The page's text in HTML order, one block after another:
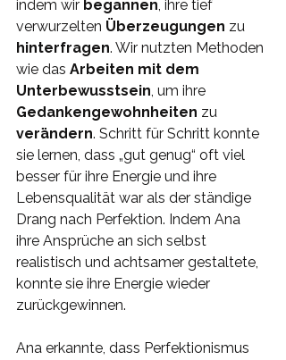
indem wir begannen, ihre tief
verwurzelten Überzeugungen zu
hinterfragen. Wir nutzten Methoden
wie das Arbeiten mit dem
Unterbewusstsein, um ihre
Gedankengewohnheiten zu
verändern. Schritt für Schritt konnte
sie lernen, dass „gut genug“ oft viel
besser für ihre Energie und ihre
Lebensqualität war als der ständige
Drang nach Perfektion. Indem Ana
ihre Ansprüche an sich selbst
realistisch und achtsamer gestaltete,
konnte sie ihre Energie wieder
zurückgewinnen.
Ana erkannte, dass Perfektionismus